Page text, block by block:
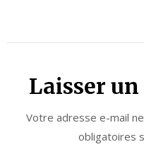
Laisser
Votre adresse e-mail
obligatoires